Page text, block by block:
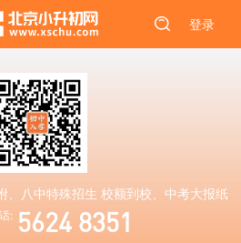
登录
、八中特殊招生 校额到校、中考大报纸
: 5624 8351